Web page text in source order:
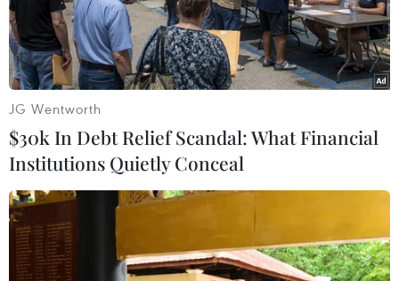
Bên lề Diễn đàn kinh tế phương Đông lần thứ 7 (EEF
2022), diễn đàn kinh doanh "Hợp tác Nga-Trung trong
thời đại mới" đã được tổ chức vào hai ngày 7-8/9.
JG Wentworth
$30k In Debt Relief Scandal: What Financial
Institutions Quietly Conceal